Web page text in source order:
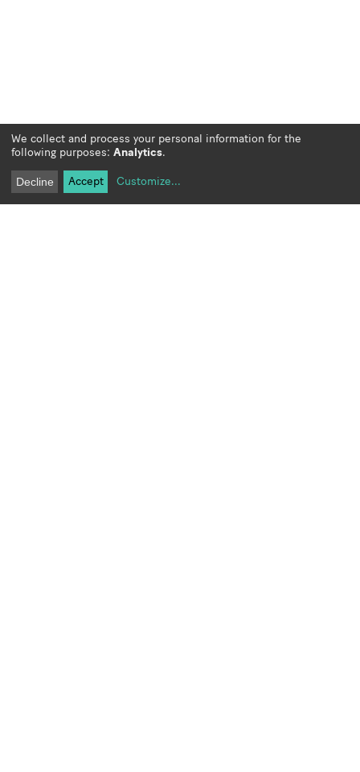
We collect and process your personal information for the
following purposes: Analytics.
Decline Accept Customize...